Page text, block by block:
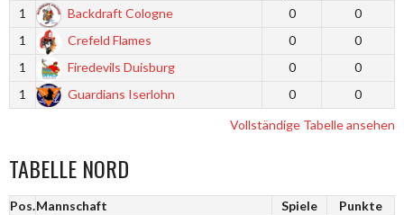
1
Backdraft Cologne 0
0
1
Crefeld Flames 0
0
1
Firedevils Duisburg 0
0
1
Guardians Iserlohn 0
0
Vollständige Tabelle ansehen
TABELLE NORD
Pos.Mannschaft Spiele
Punkte